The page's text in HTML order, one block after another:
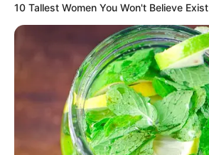
Bikin Ngakak, 10 Potret
Cosplay Murah Pakai Bahan
Seadanya
10 Tallest Women You Won't Believe Exist